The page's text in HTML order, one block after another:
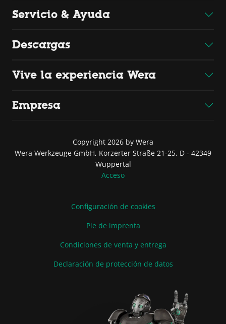
Servicio & Ayuda
Descargas
Vive la experiencia Wera
Empresa
Copyright 2026 by Wera
Wera Werkzeuge GmbH, Korzerter Straße 21-25, D - 42349
Wuppertal
Acceso
Configuración de cookies
Pie de imprenta
Condiciones de venta y entrega
Declaración de protección de datos